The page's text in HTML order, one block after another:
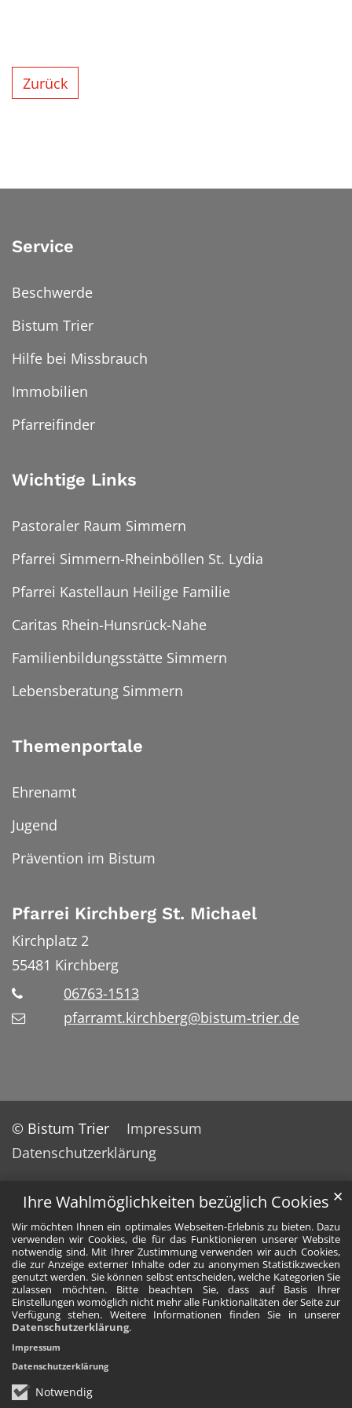
Ihre Wahlmöglichkeiten bezüglich Cookies
Wir möchten Ihnen ein optimales Webseiten-Erlebnis zu bieten. Dazu
verwenden wir Cookies, die für das Funktionieren unserer Website
notwendig sind. Mit Ihrer Zustimmung verwenden wir auch Cookies,
die zur Anzeige externer Inhalte oder zu anonymen Statistikzwecken
genutzt werden. Sie können selbst entscheiden, welche Kategorien Sie
zulassen möchten. Bitte beachten Sie, dass auf Basis Ihrer
Einstellungen womöglich nicht mehr alle Funktionalitäten der Seite zur
Verfügung stehen. Weitere Informationen finden Sie in unserer
Datenschutzerklärung.
Notwendig
✕
Impressum
Datenschutzerklärung
Zurück
Service
Beschwerde
Bistum Trier
Hilfe bei Missbrauch
Immobilien
Pfarreifinder
Wichtige Links
Pastoraler Raum Simmern
Pfarrei Simmern-Rheinböllen St. Lydia
Pfarrei Kastellaun Heilige Familie
Caritas Rhein-Hunsrück-Nahe
Familienbildungsstätte Simmern
Lebensberatung Simmern
Themenportale
Ehrenamt
Jugend
Prävention im Bistum
Pfarrei Kirchberg St. Michael
Kirchplatz 2
55481 Kirchberg
06763-1513
pfarramt.kirchberg@bistum-trier.de
© Bistum Trier
Impressum
Datenschutzerklärung